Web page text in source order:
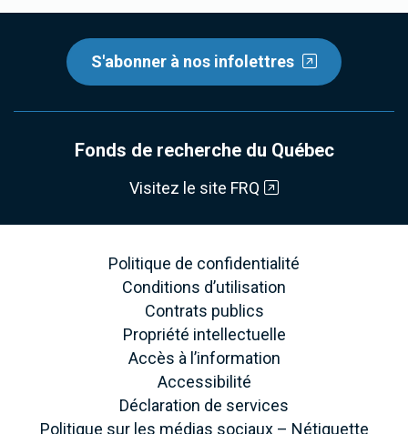
S'abonner à nos infolettres
Fonds de recherche du Québec
Visitez le site FRQ
Politique de confidentialité
Conditions d’utilisation
Contrats publics
Propriété intellectuelle
Accès à l’information
Accessibilité
Déclaration de services
Politique sur les médias sociaux – Nétiquette